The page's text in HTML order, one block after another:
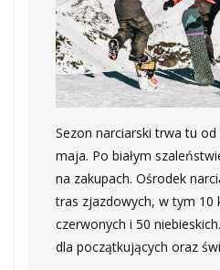
Sezon narciarski trwa tu
maja. Po białym
na zakupach. Ośrodek
tras zjazdowych, w tym 10
czerwonych i 50
dla początkujących oraz